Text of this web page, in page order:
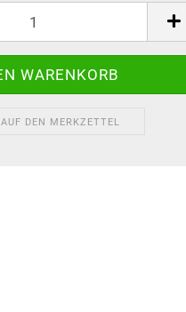
AUF DEN MERKZETTEL